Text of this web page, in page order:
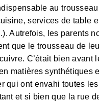
au
services de table
Autrefois, les parents
que le trousseau de
C’était bien avant
matières synthétiques
qui ont envahi toutes
et si bien que la rue